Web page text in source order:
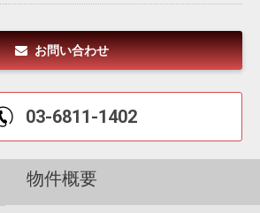
お問い合わせ
03-6811-1402
物件概要